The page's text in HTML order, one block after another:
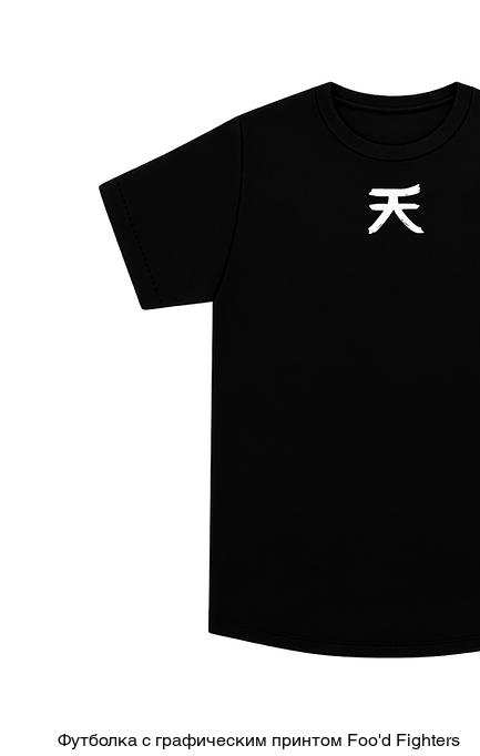
Быстрый просмотр
Футболка с графическим принтом Foo'd Fighters